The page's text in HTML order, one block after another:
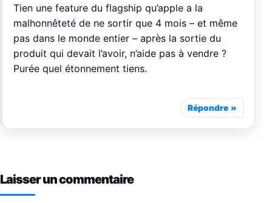
Tien une feature du flagship qu’apple a la
malhonnêteté de ne sortir que 4 mois – et même
pas dans le monde entier – après la sortie du
produit qui devait l’avoir, n’aide pas à vendre ?
Purée quel étonnement tiens.
Répondre
Laisser un commentaire